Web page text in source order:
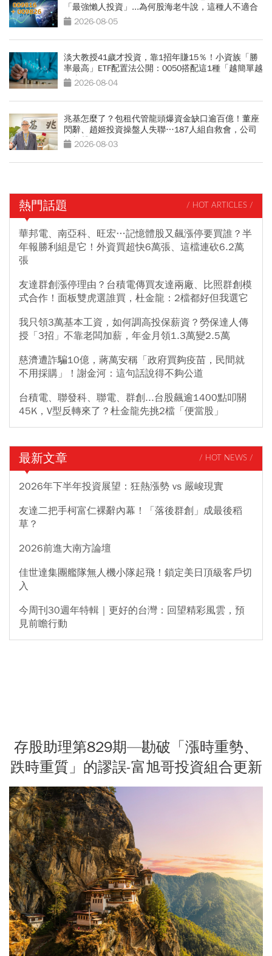
「最強懶人投資」...為何股海老牛說，這種人不適合
買？2026-08-05
淡大教授41歲才投資，靠1招年賺15％！小資族「勝
率最高」ETF配置法公開：0050搭配這1種「越簡單越
好賺」
2026-08-04
兆基怎麼了？包租代管龍頭爆資金缺口逾百億！董座
閃辭、趙姬投資操盤人失聯…187人組自救會，公司
最新聲明
2026-08-03
熱門話題 / HOT ARTICLES /
華邦電、南亞科、旺宏…記憶體股又飆漲停要買誰？半
年報勝利組是它！外資買超快6萬張、這檔連砍6.2萬
張
友達群創漲停理由？台積電傳買友達兩廠、比照群創模
式合作！面板雙虎選誰買，杜金龍：2檔都好但我選它
我只領3萬基本工資，如何調高投保薪資？勞保達人傳
授「3招」不靠老闆加薪，年金月領1.3萬變2.5萬
慈濟遭詐騙10億，蔣萬安稱「政府買夠疫苗，民間就
不用採購」！謝金河：這句話說得不夠公道
台積電、聯發科、聯電、群創...台股飆逾1400點叩關
45K，V型反轉來了？杜金龍先挑2檔「便當股」
最新文章 / HOT NEWS /
2026年下半年投資展望：狂熱漲勢 vs 嚴峻現實
友達二把手柯富仁裸辭內幕！「落後群創」成最後稻
草？
2026前進大南方論壇
佳世達集團艦隊無人機小隊起飛！鎖定美日頂級客戶切
入
今周刊30週年特輯｜更好的台灣：回望精彩風雲，預
見前瞻行動
存股助理第829期—勘破「漲時重勢、
跌時重質」的謬誤-富旭哥投資組合更新